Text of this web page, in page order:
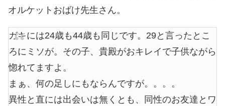
オルケットおばけ先生さん。
ガキには24歳も44歳も同じです。29と言ったとこ
ろにミソが。その子、貴殿がおキレイで子供ながら
惚れてますよ。
まぁ、何の足しにもならんですが。。。。
異性と直には出会いは無くとも、同性のお友達とワ